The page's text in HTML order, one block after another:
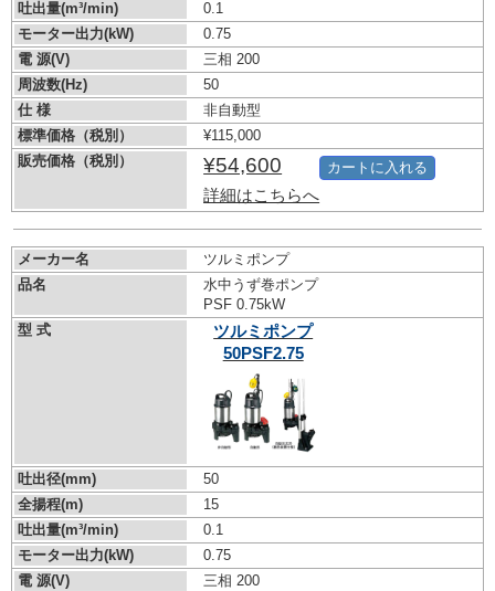
吐出量(m³/min)
0.1
モーター出力(kW)
0.75
電 源(V)
三相 200
周波数(Hz)
50
仕 様
非自動型
標準価格（税別）
¥115,000
販売価格（税別）
¥54,600
詳細はこちらへ
カートに入れる
メーカー名
ツルミポンプ
品名
水中うず巻ポンプ
PSF 0.75kW
型 式
ツルミポンプ
50PSF2.75
吐出径(mm)
50
全揚程(m)
15
吐出量(m³/min)
0.1
モーター出力(kW)
0.75
電 源(V)
三相 200